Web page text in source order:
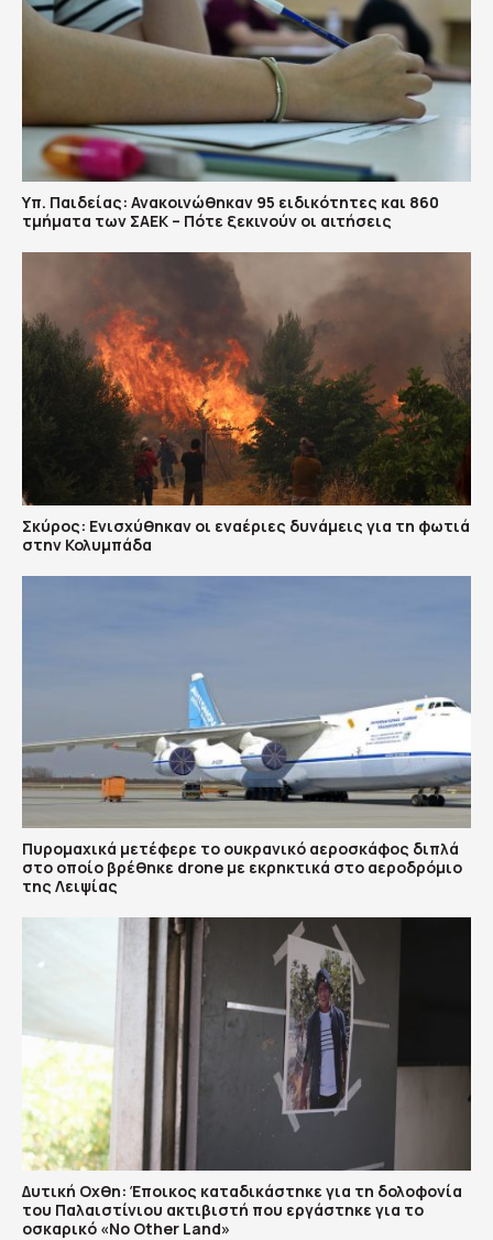
Υπ. Παιδείας: Ανακοινώθηκαν 95 ειδικότητες και 860
τμήματα των ΣΑΕΚ – Πότε ξεκινούν οι αιτήσεις
Σκύρος: Ενισχύθηκαν οι εναέριες δυνάμεις για τη φωτιά
στην Κολυμπάδα
Πυρομαχικά μετέφερε το ουκρανικό αεροσκάφος διπλά
στο οποίο βρέθηκε drone με εκρηκτικά στο αεροδρόμιο
της Λειψίας
Δυτική Οχθη: Έποικος καταδικάστηκε για τη δολοφονία
του Παλαιστίνιου ακτιβιστή που εργάστηκε για το
οσκαρικό «No Other Land»